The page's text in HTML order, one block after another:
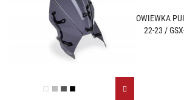
OWIEWKA
22-23 /
Przezroczysty (W)
Lekko przyciemniany (H)
Mocno przyciemniany (F)
Czarny (N)